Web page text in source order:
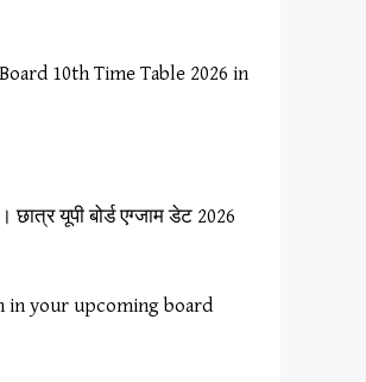
Board 10th Time Table 2026 in
छात्र यूपी बोर्ड एग्जाम डेट 2026
in your upcoming board